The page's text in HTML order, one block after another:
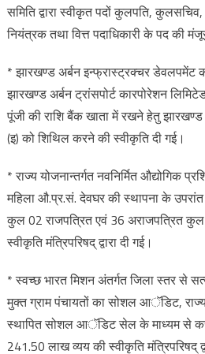
समिति द्वारा स्वीकृत पदों कुलपति,
नियंत्रक तथा वित्त पदाधिकारी के पद की
* झारखण्ड अर्बन इन्फ्रास्ट्रक्चर डेवलपमेंट
झारखण्ड अर्बन ट्रांसपोर्ट कारपोरेशन
पूंजी की राशि बैंक खाता में रखने हेतु
(इ) को शिथिल करने की स्वीकृति दी गई।
* राज्य योजनान्तर्गत नवनिर्मित औद्योगिक
महिला औ.प्र.सं. देवघर की स्थापना के
कुल 02 राजपत्रित एवं 36 अराजपत्रित
स्वीकृति मंत्रिपरिषद् द्वारा दी गई।
* स्वच्छ भारत मिशन अंतर्गत जिला स्तर से
मुक्त ग्राम पंचायतों का सोशल आॅडिट, राज्य
स्थापित सोशल आॅडिट सेल के माध्यम से
241.50 लाख व्यय की स्वीकृति मंत्रिपरिषद्